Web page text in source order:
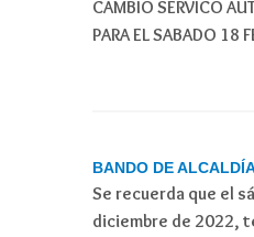
CAMBIO SERVICO
PARA EL SABADO 18
BANDO DE
Se recuerda que el
diciembre de 2022,